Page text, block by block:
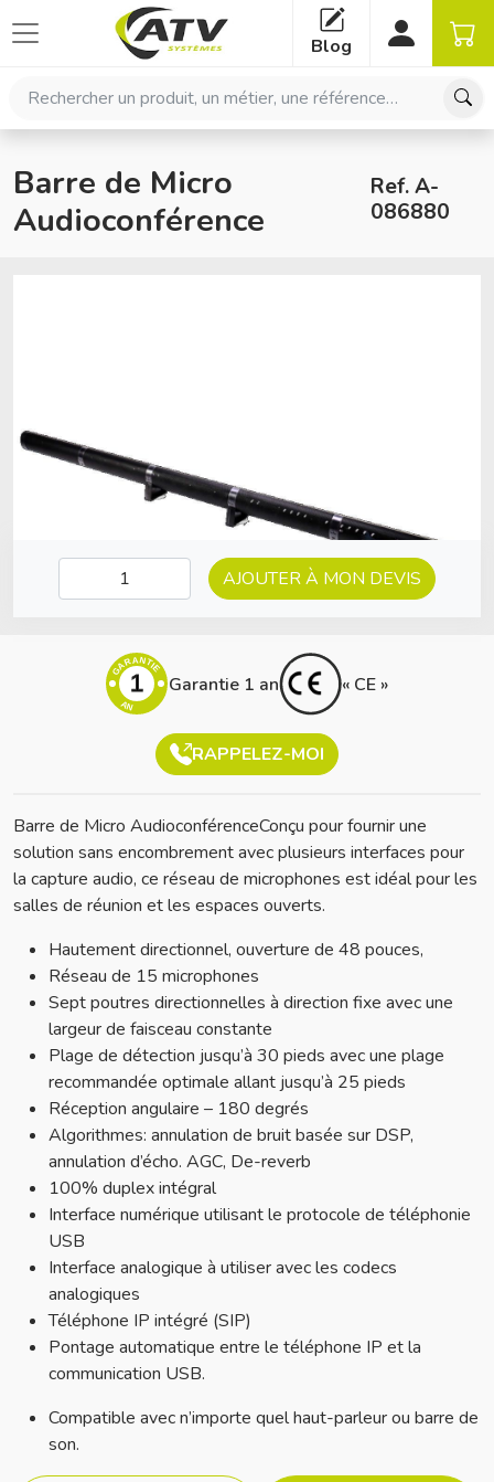
Rechercher un produit, un métier, une référence…
Blog
Barre de Micro
Audioconférence
Ref. A-
086880
AJOUTER À MON DEVIS
1
GARANTIE
AN
Garantie 1 an « CE »
RAPPELEZ-MOI
Barre de Micro AudioconférenceConçu pour fournir une
solution sans encombrement avec plusieurs interfaces pour
la capture audio, ce réseau de microphones est idéal pour les
salles de réunion et les espaces ouverts.
Hautement directionnel, ouverture de 48 pouces,
Réseau de 15 microphones
Sept poutres directionnelles à direction fixe avec une
largeur de faisceau constante
Plage de détection jusqu’à 30 pieds avec une plage
recommandée optimale allant jusqu’à 25 pieds
Réception angulaire – 180 degrés
Algorithmes: annulation de bruit basée sur DSP,
annulation d’écho. AGC, De-reverb
100% duplex intégral
Interface numérique utilisant le protocole de téléphonie
USB
Interface analogique à utiliser avec les codecs
analogiques
Téléphone IP intégré (SIP)
Pontage automatique entre le téléphone IP et la
communication USB.
Compatible avec n’importe quel haut-parleur ou barre de
son.
Panneau de gestion des cookies